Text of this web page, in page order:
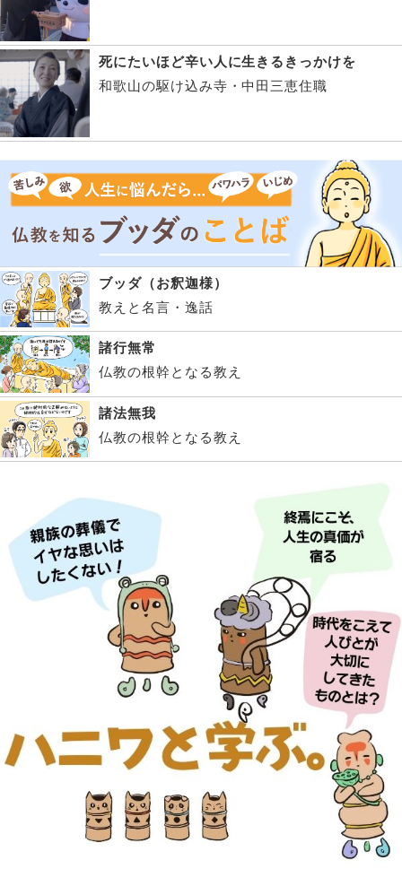
死にたいほど辛い人に生きるきっかけを
和歌山の駆け込み寺・中田三恵住職
ブッダ（お釈迦様）
教えと名言・逸話
諸行無常
仏教の根幹となる教え
諸法無我
仏教の根幹となる教え